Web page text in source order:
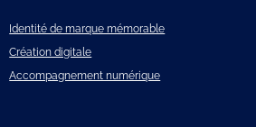
Identité de marque mémorable
Création digitale
Accompagnement numérique